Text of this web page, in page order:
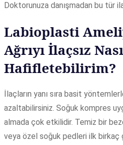
Doktorunuza danışmadan bu tür
Labioplasti
Ağrıyı İlaçsız
Hafifletebilirim?
İlaçların yanı sıra basit
azaltabilirsiniz. Soğuk kompres
almada çok etkilidir. Temiz bir
veya özel soğuk pedleri ilk birkaç